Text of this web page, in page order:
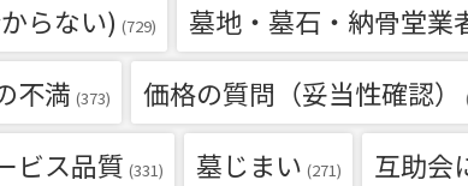
らない) (729) 墓地・墓石・納骨堂業
不満 (373) 価格の質問（妥当性確認）
ビス品質 (331) 墓じまい (271) 互助会